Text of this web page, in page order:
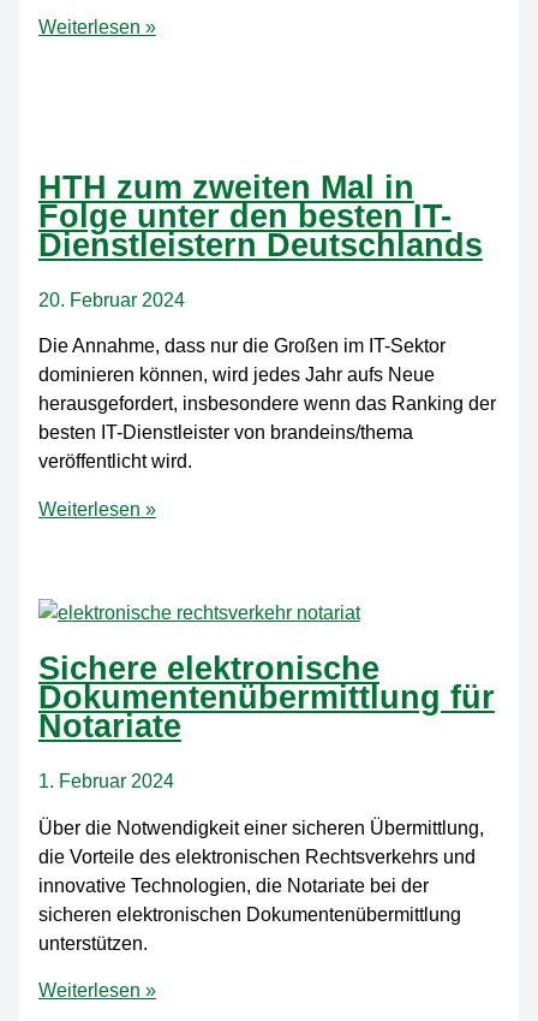
E-
moderne
Verwaltung
Weiterlesen »
HTH zum zweiten Mal in
Folge unter den besten IT-
Dienstleistern Deutschlands
20. Februar 2024
Die Annahme, dass nur die Großen im IT-Sektor
dominieren können, wird jedes Jahr aufs Neue
herausgefordert, insbesondere wenn das Ranking der
besten IT-Dienstleister von brandeins/thema
veröffentlicht wird.
HTH
Mal
in
Folge
unter
den
besten
Deutschlands
Weiterlesen »
Sichere elektronische
Dokumentenübermittlung für
Notariate
1. Februar 2024
Über die Notwendigkeit einer sicheren Übermittlung,
die Vorteile des elektronischen Rechtsverkehrs und
innovative Technologien, die Notariate bei der
sicheren elektronischen Dokumentenübermittlung
unterstützen.
Sichere
Weiterlesen »